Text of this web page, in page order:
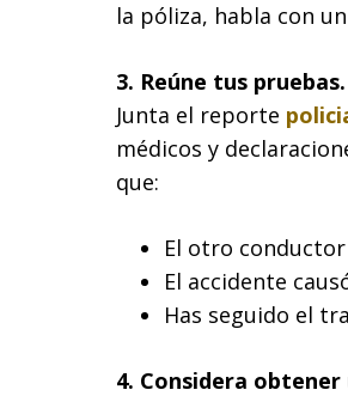
la póliza, habla con
3. Reúne tus pruebas.
Junta el reporte
médicos y
que:
El otro
El accidente
Has seguido el
4. Considera